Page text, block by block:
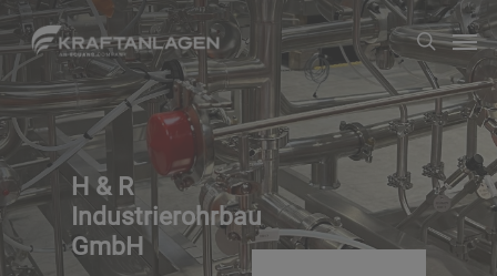
Zum
Hauptinhalt
springen
H & R
Industrierohrbau
GmbH